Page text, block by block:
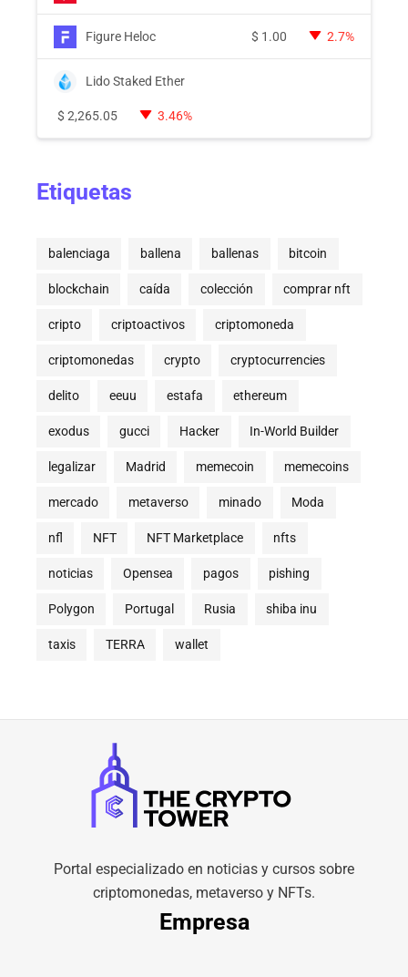
Figure Heloc $ 1.00 2.7%
Lido Staked Ether
$ 2,265.05 3.46%
Etiquetas
balenciaga ballena ballenas bitcoin
blockchain caída colección comprar nft
cripto criptoactivos criptomoneda
criptomonedas crypto cryptocurrencies
delito eeuu estafa ethereum
exodus gucci Hacker In-World Builder
legalizar Madrid memecoin memecoins
mercado metaverso minado Moda
nfl NFT NFT Marketplace nfts
noticias Opensea pagos pishing
Polygon Portugal Rusia shiba inu
taxis TERRA wallet
Portal especializado en noticias y cursos sobre
criptomonedas, metaverso y NFTs.
Empresa